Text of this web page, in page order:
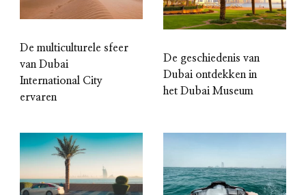
De multiculturele sfeer
van Dubai
International City
ervaren
De geschiedenis van
Dubai ontdekken in
het Dubai Museum